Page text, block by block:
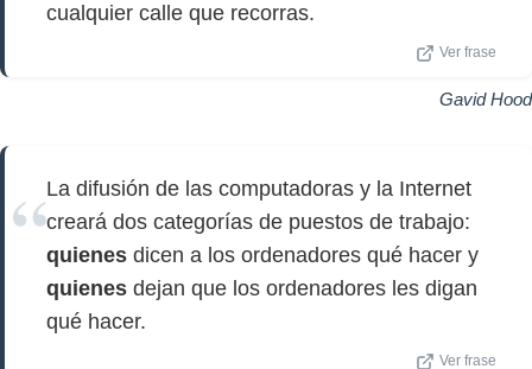
cualquier calle que recorras.
Ver frase
Gavid Hood
La difusión de las computadoras y la Internet
creará dos categorías de puestos de trabajo:
quienes dicen a los ordenadores qué hacer y
quienes dejan que los ordenadores les digan
qué hacer.
Ver frase